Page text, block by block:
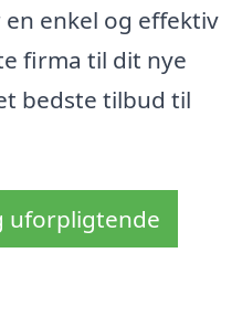
enkel og effektiv
firma til dit nye
bedste tilbud til
uforpligtende